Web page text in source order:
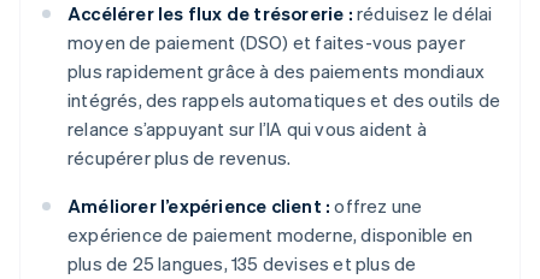
Accélérer les flux de trésorerie : réduisez le délai
moyen de paiement (DSO) et faites-vous payer
plus rapidement grâce à des paiements mondiaux
intégrés, des rappels automatiques et des outils de
relance s’appuyant sur l’IA qui vous aident à
récupérer plus de revenus.
Améliorer l’expérience client : offrez une
expérience de paiement moderne, disponible en
plus de 25 langues, 135 devises et plus de